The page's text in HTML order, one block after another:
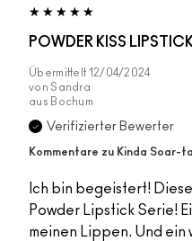
POWDER KISS LIPSTICK
Übermittelt 12/04/2024
von Sandra
aus Bochum
Verifizierter Bewerter
Kommentare zu Kinda Soar-ta
Ich bin begeistert!
Powder Lipstick Serie!
meinen Lippen. Und ein